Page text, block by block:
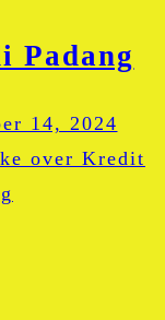
Padang
14, 2024